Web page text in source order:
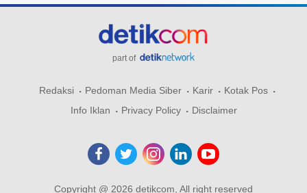
part of
Redaksi Pedoman Media Siber Karir
Kotak Pos
Info Iklan
Privacy Policy Disclaimer
Copyright @ 2026 detikcom, All right reserved